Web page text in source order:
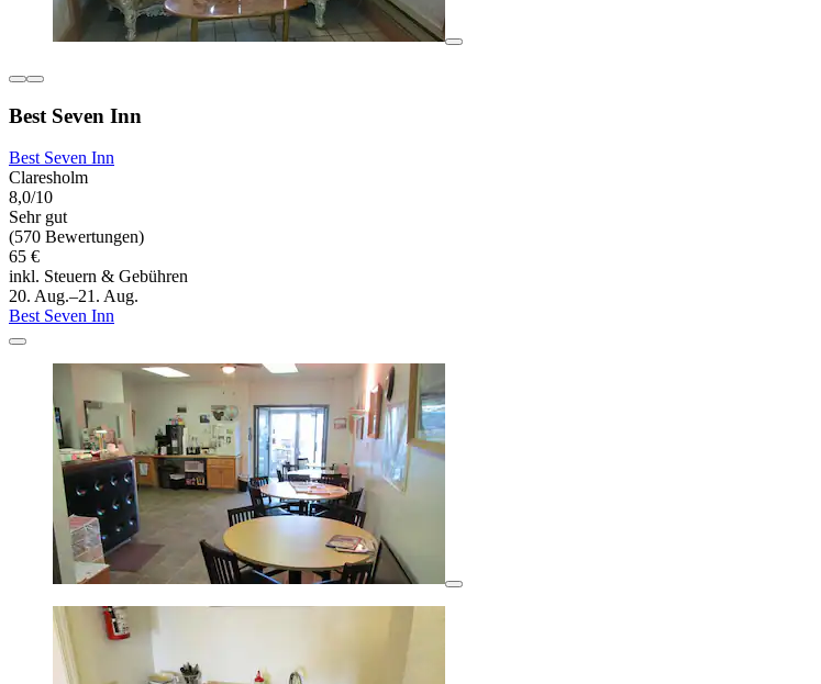
Best Seven Inn
Best Seven Inn
Claresholm
8,0/10
Sehr gut
(570 Bewertungen)
65 €
inkl. Steuern & Gebühren
20. Aug.–21. Aug.
Best Seven Inn